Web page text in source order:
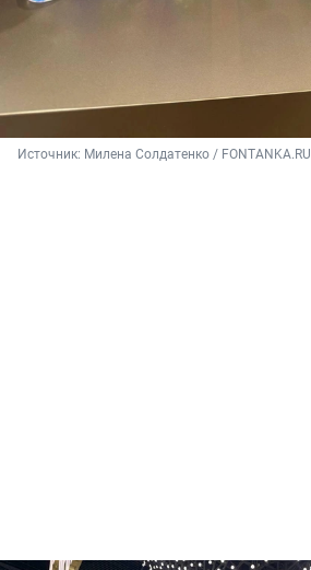
Источник: Милена Солдатенко / FONTANKA.RU